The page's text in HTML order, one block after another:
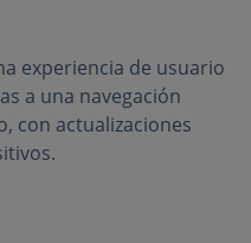
experiencia de usuario
a una navegación
con actualizaciones